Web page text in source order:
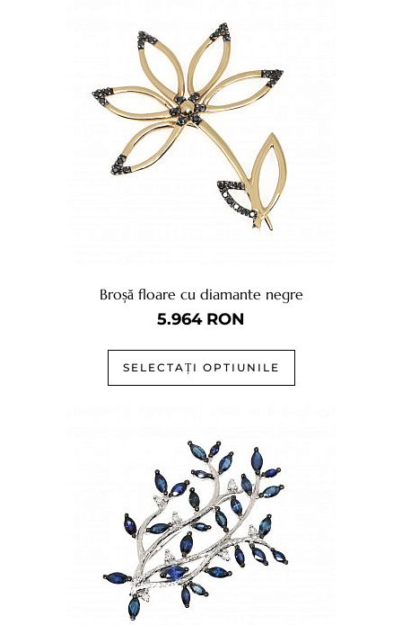
Broșă floare cu diamante negre
5.964RON
SELECTAȚI OPTIUNILE